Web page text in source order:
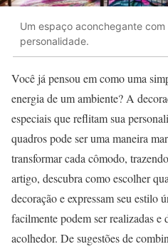
Um espaço aconchegante
personalidade.
Você já pensou em como uma
energia de um ambiente? A
especiais que reflitam sua
quadros pode ser uma maneira
transformar cada cômodo,
artigo, descubra como escolher
decoração e expressam seu estilo
facilmente podem ser realizadas e
acolhedor. De sugestões de